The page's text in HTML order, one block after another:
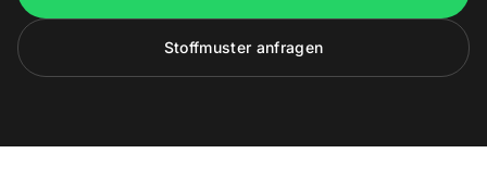
Stoffmuster anfragen